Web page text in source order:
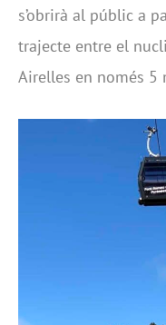
s’obrirà al públic a
trajecte entre el
Airelles en només 5